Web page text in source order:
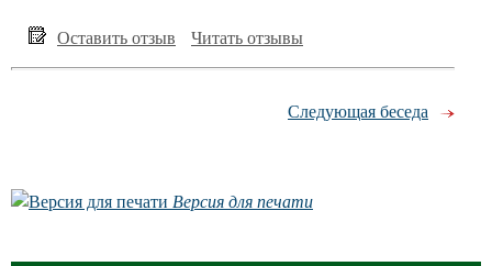
Оставить отзыв Читать отзывы
Следующая беседа
Версия для печати